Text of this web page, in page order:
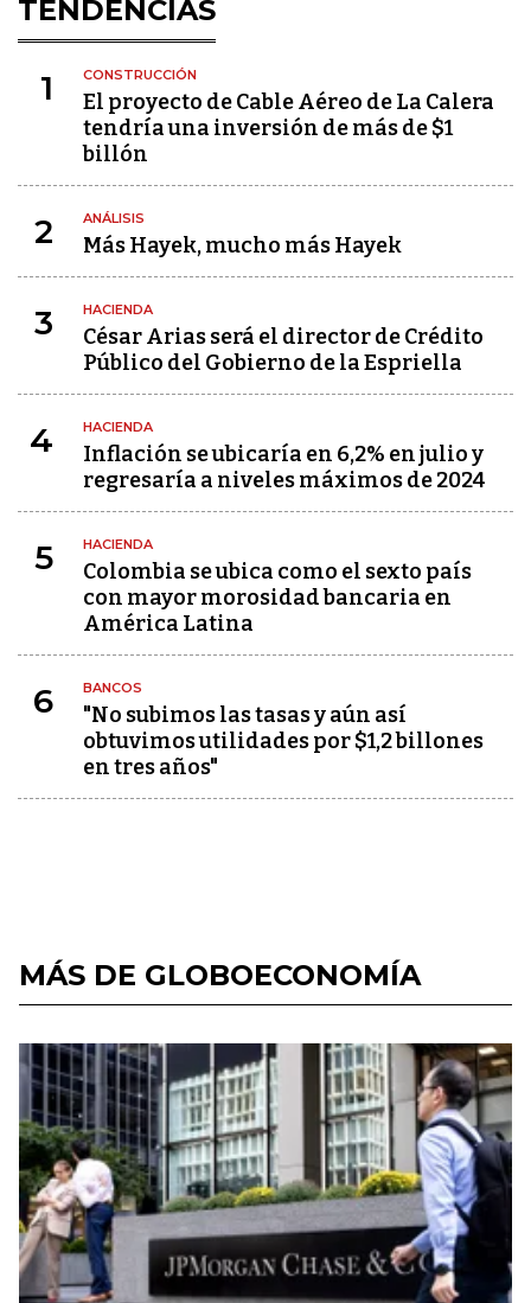
TENDENCIAS
1 CONSTRUCCIÓN
El proyecto de Cable Aéreo de La Calera
tendría una inversión de más de $1
billón
2 ANÁLISIS
Más Hayek, mucho más Hayek
3 HACIENDA
César Arias será el director de Crédito
Público del Gobierno de la Espriella
4 HACIENDA
Inflación se ubicaría en 6,2% en julio y
regresaría a niveles máximos de 2024
5 HACIENDA
Colombia se ubica como el sexto país
con mayor morosidad bancaria en
América Latina
6 BANCOS
"No subimos las tasas y aún así
obtuvimos utilidades por $1,2 billones
en tres años"
MÁS DE GLOBOECONOMÍA